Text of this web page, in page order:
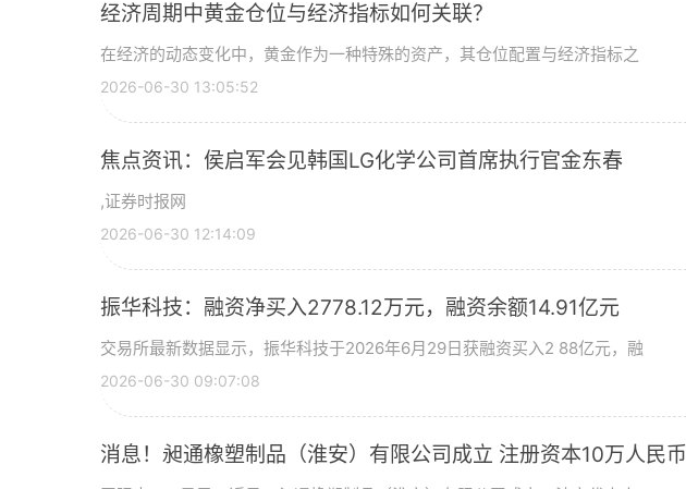
经济周期中黄金仓位与经济指标如何关联？
在经济的动态变化中，黄金作为一种特殊的资产，其仓位配置与经济指标之
2026-06-30 13:05:52
焦点资讯：侯启军会见韩国LG化学公司首席执行官金东春
,证券时报网
2026-06-30 12:14:09
振华科技：融资净买入2778.12万元，融资余额14.91亿元
交易所最新数据显示，振华科技于2026年6月29日获融资买入2 88亿元，融
2026-06-30 09:07:08
消息！昶通橡塑制品（淮安）有限公司成立 注册资本10万人民币